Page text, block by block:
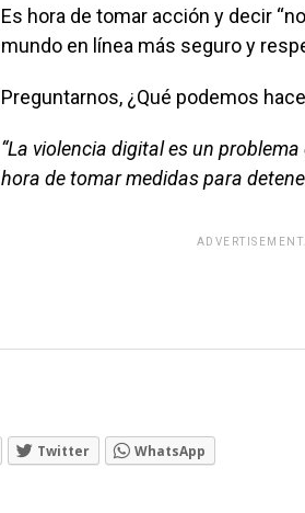
Es hora de tomar acción y decir
mundo en línea más seguro y
Preguntarnos, ¿Qué podemos
“La violencia digital es un
hora de tomar medidas para
Twitter WhatsApp